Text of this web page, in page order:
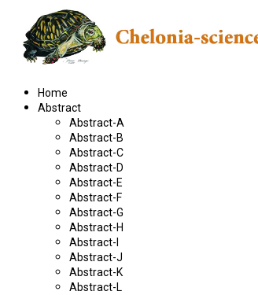
Home
Abstract
Abstract-A
Abstract-B
Abstract-C
Abstract-D
Abstract-E
Abstract-F
Abstract-G
Abstract-H
Abstract-I
Abstract-J
Abstract-K
Abstract-L